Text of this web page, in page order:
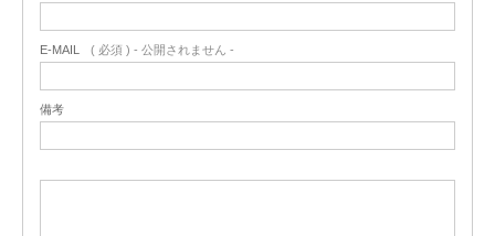
E-MAIL ( 必須 ) - 公開されません -
備考